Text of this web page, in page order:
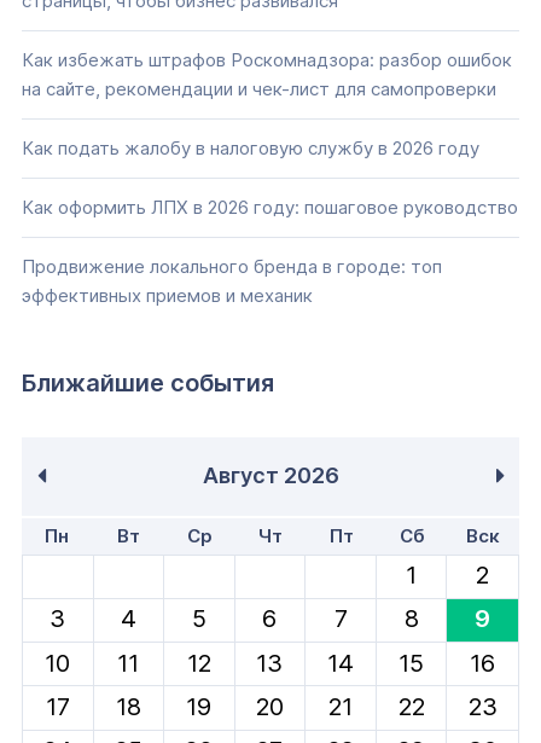
Как избежать штрафов Роскомнадзора: разбор ошибок
на сайте, рекомендации и чек-лист для самопроверки
Как подать жалобу в налоговую службу в 2026 году
Как оформить ЛПХ в 2026 году: пошаговое руководство
Продвижение локального бренда в городе: топ
эффективных приемов и механик
Ближайшие события
Август 2026
Пн Вт Ср Чт Пт Сб Вск
1
2
3
4 5 6 7 8
9
10
11 12 13 14 15
16
17
18 19 20 21 22
23